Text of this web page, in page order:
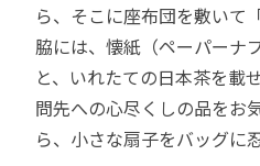
ら、そこに座布団を敷いて
脇には、懐紙（ペーパーナ
と、いれたての日本茶を載
問先への心尽くしの品をお
ら、小さな扇子をバッグに